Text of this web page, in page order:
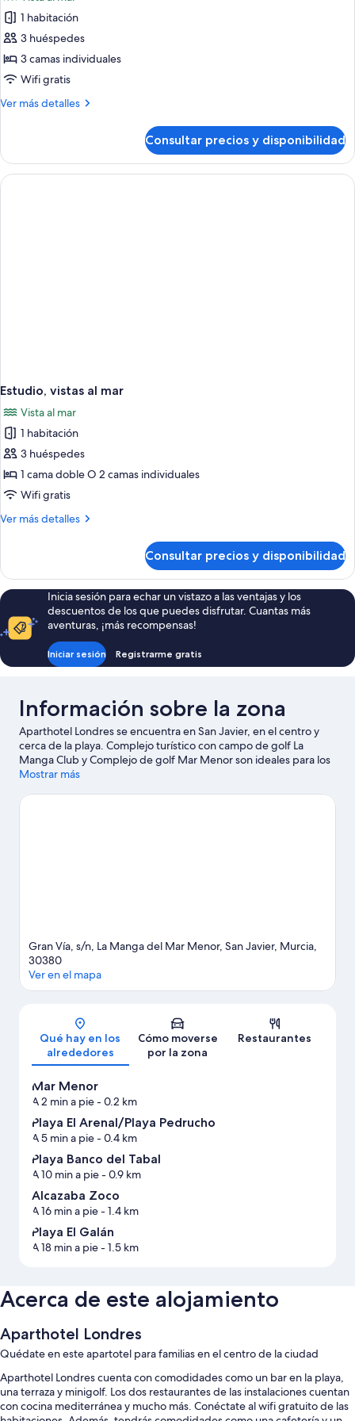
1 habitación
3 huéspedes
3 camas individuales
Wifi gratis
Ver más detalles
Más
1
habitación,
vistas
Consultar precios y disponibilidad
Estudio, vistas al mar
Vista al mar
1 habitación
3 huéspedes
1 cama doble O 2 camas individuales
Wifi gratis
Ver más detalles
Más
vistas
al
mar
Consultar precios y disponibilidad
Inicia sesión para echar un vistazo a las ventajas y los
descuentos de los que puedes disfrutar. Cuantas más
aventuras, ¡más recompensas!
Iniciar sesión Registrarme gratis
Información sobre la zona
Aparthotel Londres se encuentra en San Javier, en el centro y
cerca de la playa. Complejo turístico con campo de golf La
Manga Club y Complejo de golf Mar Menor son ideales para los
que buscan unas vacaciones activas. ¿No ves el momento de
windsurf o vela, no te faltarán aventuras cerca de tu alojamiento.
Mostrar más
Gran Vía, s/n, La Manga del Mar Menor, San Javier, Murcia,
30380
Ver en el mapa
Qué hay en los
alrededores
Cómo moverse
por la zona
Restaurantes
Mar Menor
A 2 min a pie- 0.2 km
Playa El Arenal/Playa Pedrucho
A 5 min a pie- 0.4 km
Playa Banco del Tabal
A 10 min a pie- 0.9 km
Alcazaba Zoco
A 16 min a pie- 1.4 km
Playa El Galán
A 18 min a pie- 1.5 km
Acerca de este alojamiento
Aparthotel Londres
Quédate en este apartotel para familias en el centro de la ciudad
Aparthotel Londres cuenta con comodidades como un bar en la playa,
una terraza y minigolf. Los dos restaurantes de las instalaciones cuentan
con cocina mediterránea y mucho más. Conéctate al wifi gratuito de las